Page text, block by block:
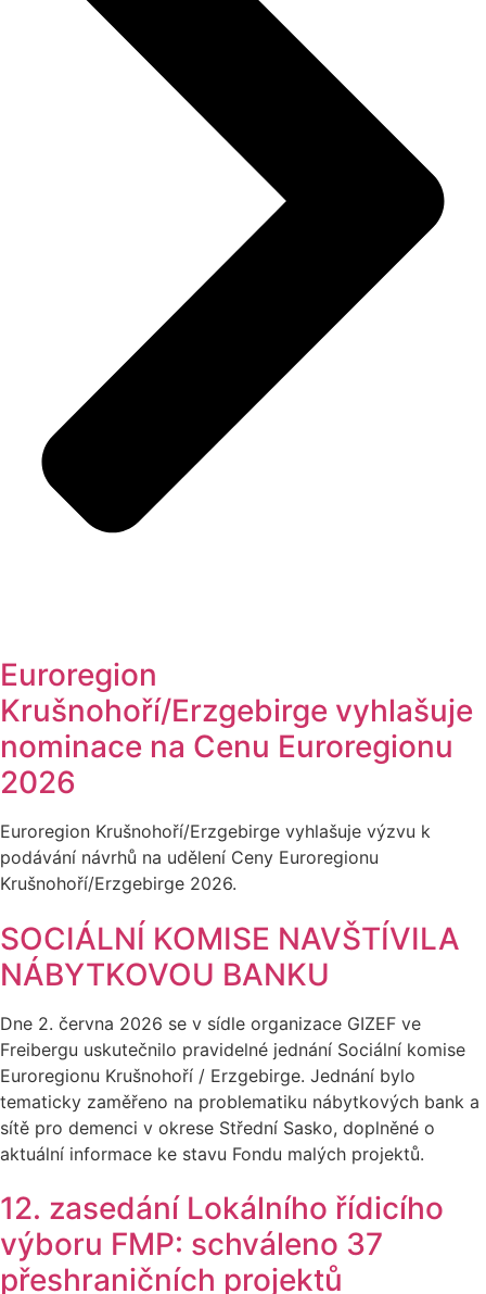
Euroregion
Krušnohoří/Erzgebirge vyhlašuje
nominace na Cenu Euroregionu
2026
Euroregion Krušnohoří/Erzgebirge vyhlašuje výzvu k
podávání návrhů na udělení Ceny Euroregionu
Krušnohoří/Erzgebirge 2026.
SOCIÁLNÍ KOMISE NAVŠTÍVILA
NÁBYTKOVOU BANKU
Dne 2. června 2026 se v sídle organizace GIZEF ve
Freibergu uskutečnilo pravidelné jednání Sociální komise
Euroregionu Krušnohoří / Erzgebirge. Jednání bylo
tematicky zaměřeno na problematiku nábytkových bank a
sítě pro demenci v okrese Střední Sasko, doplněné o
aktuální informace ke stavu Fondu malých projektů.
12. zasedání Lokálního řídicího
výboru FMP: schváleno 37
přeshraničních projektů